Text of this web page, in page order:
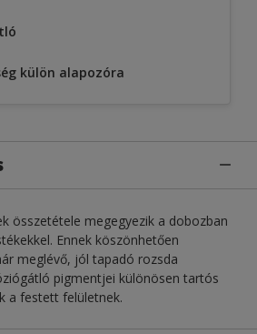
külön alapozóra
összetétele megegyezik a dobozban
Ennek köszönhetően
meglévő, jól tapadó rozsda
pigmentjei különösen tartós
a festett felületnek.